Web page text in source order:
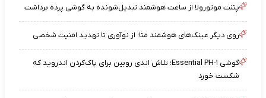
پتنت موتورولا از ساعت هوشمند تبدیل‌شونده به گوشی پرده برداشت
روی دیگر عینک‌های هوشمند متا؛ از نوآوری تا تهدید امنیت شخصی
گوشی Essential PH-۱؛ تلاش اندی روبین برای پاک‌کردن اندروید که
شکست خورد